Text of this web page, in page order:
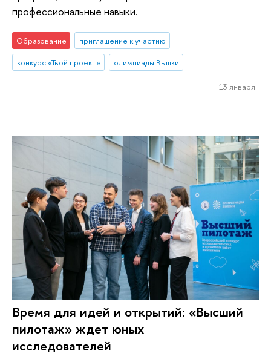
профессиональные навыки.
Образование
приглашение к участию
конкурс «Твой проект»
олимпиады Вышки
13 января
Время для идей и открытий: «Высший
пилотаж» ждет юных
исследователей